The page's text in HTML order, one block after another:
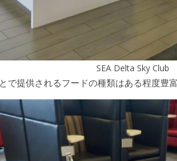
SEA Delta Sky Club
で提供されるフードの種類はある程度豊富